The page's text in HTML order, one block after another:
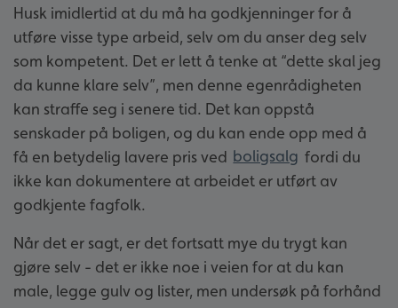
Husk imidlertid at du må ha godkjenninger for å
utføre visse type arbeid, selv om du anser deg selv
som kompetent. Det er lett å tenke at “dette skal jeg
da kunne klare selv”, men denne egenrådigheten
kan straffe seg i senere tid. Det kan oppstå
senskader på boligen, og du kan ende opp med å
få en betydelig lavere pris ved boligsalg fordi du
ikke kan dokumentere at arbeidet er utført av
godkjente fagfolk.
Når det er sagt, er det fortsatt mye du trygt kan
gjøre selv - det er ikke noe i veien for at du kan
male, legge gulv og lister, men undersøk på forhånd